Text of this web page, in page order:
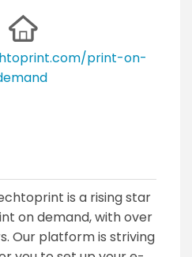
print-on-
is a rising star
on demand, with over
Our platform is striving